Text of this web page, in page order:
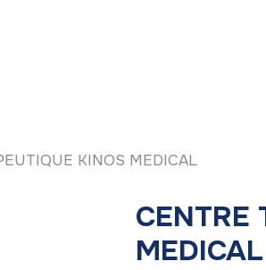
KINOS MEDICAL
CENTRE
MEDICAL